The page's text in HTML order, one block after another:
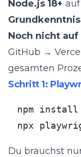
Node.js 18+
Noch nicht auf
GitHub →
gesamten
Schritt 1:
npm install
npx
Du brauchst